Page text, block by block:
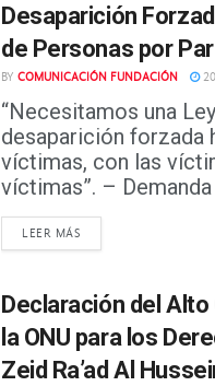
Desaparición
de Personas por
BY COMUNICACIÓN FUNDACIÓN 20
“Necesitamos una
desaparición forzada
víctimas, con las
víctimas”. – Demanda
LEER MÁS
Declaración del
la ONU para los
Zeid Ra’ad Al